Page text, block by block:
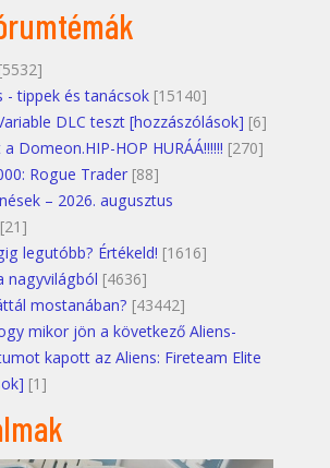
[5532]
- tippek és tanácsok [15140]
DLC teszt [hozzászólások] [6]
Domeon.HIP-HOP HURÁÁ!!!!!! [270]
Rogue Trader [88]
– 2026. augusztus
[21]
legutóbb? Értékeld! [1616]
nagyvilágból [4636]
mostanában? [43442]
mikor jön a következő Aliens-
kapott az Aliens: Fireteam Elite
[1]